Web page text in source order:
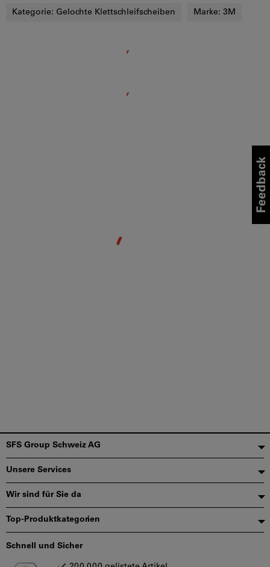
Kategorie: Gelochte Klettschleifscheiben Marke: 3M
Fußzeile
SFS Group Schweiz AG
Unsere Services
Wir sind für Sie da
Top-Produktkategorien
Schnell und Sicher